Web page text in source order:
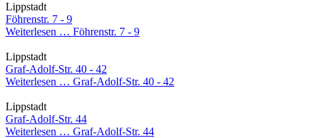
Lippstadt
Föhrenstr. 7 - 9
Weiterlesen … Föhrenstr. 7 - 9
Lippstadt
Graf-Adolf-Str. 40 - 42
Weiterlesen … Graf-Adolf-Str. 40 - 42
Lippstadt
Graf-Adolf-Str. 44
Weiterlesen … Graf-Adolf-Str. 44